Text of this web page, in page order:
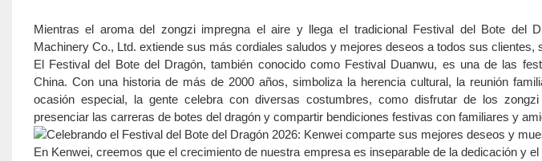
Mientras el aroma del zongzi impregna el aire y llega el tradicional Festival del Bote del
Machinery Co., Ltd. extiende sus más cordiales saludos y mejores deseos a todos sus clientes,
El Festival del Bote del Dragón, también conocido como Festival Duanwu, es una de las
China. Con una historia de más de 2000 años, simboliza la herencia cultural, la reunión
ocasión especial, la gente celebra con diversas costumbres, como disfrutar de los
presenciar las carreras de botes del dragón y compartir bendiciones festivas con familiares y
En Kenwei, creemos que el crecimiento de nuestra empresa es inseparable de la dedicación y